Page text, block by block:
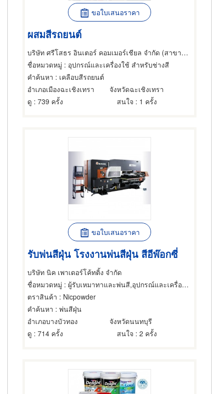
ขอใบเสนอราคา
ผสมสีรถยนต์
บริษัท ศรีโสธร อินเตอร์ คอมเมอร์เชียล จำกัด (สาขาฉะเชิงเทรา)
ชื่อหมวดหมู่ : อุปกรณ์และเครื่องใช้ สำหรับช่างสี
คำค้นหา : เคลือบสีรถยนต์
อำเภอเมืองฉะเชิงเทรา
จังหวัดฉะเชิงเทรา
ดู : 739 ครั้ง สนใจ : 1 ครั้ง
ขอใบเสนอราคา
รับพ่นสีฝุ่น โรงงานพ่นสีฝุ่น สีอีพ๊อกซี่
บริษัท นิค เพาเดอร์โค้ทติ้ง จำกัด
ชื่อหมวดหมู่ : ผู้รับเหมาทาและพ่นสี,อุปกรณ์และเครื่องใช้ สำหรับช่างสี,ผู้ผลิตและจำหน่ายสี
ตราสินค้า : Nicpowder
คำค้นหา : พ่นสีฝุ่น
อำเภอบางบัวทอง
จังหวัดนนทบุรี
ดู : 714 ครั้ง สนใจ : 2 ครั้ง